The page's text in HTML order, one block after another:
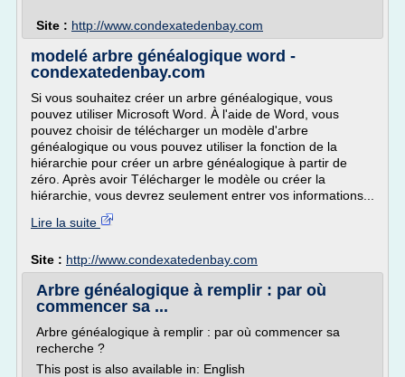
Site : http://www.condexatedenbay.com
modelé arbre généalogique word -
condexatedenbay.com
Si vous souhaitez créer un arbre généalogique, vous
pouvez utiliser Microsoft Word. À l'aide de Word, vous
pouvez choisir de télécharger un modèle d'arbre
généalogique ou vous pouvez utiliser la fonction de la
hiérarchie pour créer un arbre généalogique à partir de
zéro. Après avoir Télécharger le modèle ou créer la
hiérarchie, vous devrez seulement entrer vos informations...
Lire la suite
Site : http://www.condexatedenbay.com
Arbre généalogique à remplir : par où
commencer sa ...
Arbre généalogique à remplir : par où commencer sa
recherche ?
This post is also available in: English